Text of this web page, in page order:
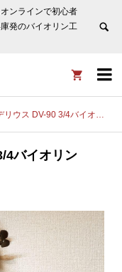
ンラインで初心者
発のバイオリン工


ス DV-90 3/4バイオリン2001
4バイオリン
LINE相談も頂けま